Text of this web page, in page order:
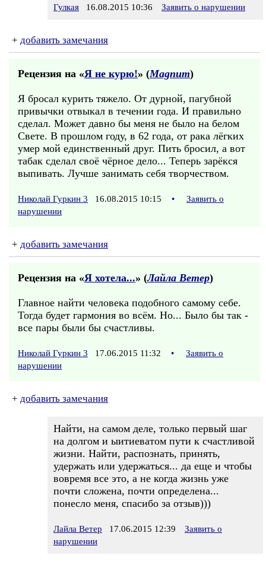
Гулкая 16.08.2015 10:36 Заявить о нарушении
+ добавить замечания
Рецензия на «Я не курю!» (Magnum)
Я бросал курить тяжело. От дурной, пагубной
привычки отвыкал в течении года. И правильно
сделал. Может давно бы меня не было на белом
Свете. В прошлом году, в 62 года, от рака лёгких
умер мой единственный друг. Пить бросил, а вот
табак сделал своё чёрное дело... Теперь зарёкся
выпивать. Лучше занимать себя творчеством.
Николай Гуркин 3 16.08.2015 10:15 •
Заявить о
нарушении
+ добавить замечания
Рецензия на «Я хотела...» (Лайла Ветер)
Главное найти человека подобного самому себе.
Тогда будет гармония во всём. Но... Было бы так -
все пары были бы счастливы.
Николай Гуркин 3 17.06.2015 11:32 •
Заявить о
нарушении
+ добавить замечания
Найти, на самом деле, только первый шаг
на долгом и ыитиеватом пути к счастливой
жизни. Найти, распознать, принять,
удержать или удержаться... да еще и чтобы
вовремя все это, а не когда жизнь уже
почти сложена, почти определена...
понесло меня, спасибо за отзыв)))
Лайла Ветер 17.06.2015 12:39
Заявить о
нарушении